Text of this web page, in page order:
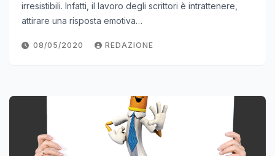
irresistibili. Infatti, il lavoro degli scrittori è intrattenere,
attirare una risposta emotiva…
08/05/2020 REDAZIONE